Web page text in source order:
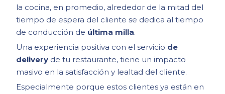
la cocina, en promedio, alrededor de la mitad del
tiempo de espera del cliente se dedica al tiempo
de conducción de última milla.
Una experiencia positiva con el servicio de
delivery de tu restaurante, tiene un impacto
masivo en la satisfacción y lealtad del cliente.
Especialmente porque estos clientes ya están en